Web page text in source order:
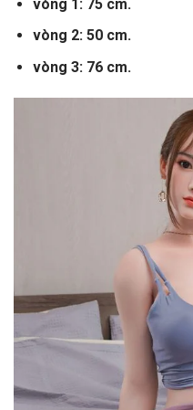
vòng 1: 75 cm.
vòng 2: 50 cm.
vòng 3: 76 cm.